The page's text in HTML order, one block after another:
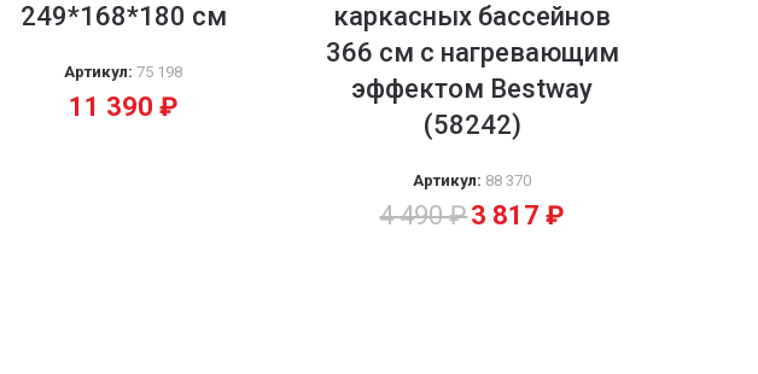
249*168*180 см
Артикул:75 198
11 390 ₽
каркасных бассейнов
366 см с нагревающим
эффектом Bestway
(58242)
Артикул: 88 370
4 490₽3 817₽